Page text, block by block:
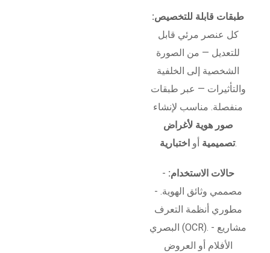
طبقات قابلة للتخصيص:
كل عنصر مرئي قابل
للتعديل — من الصورة
الشخصية إلى الخلفية
والتأثيرات — عبر طبقات
منفصلة. مناسب لإنشاء
صور هوية لأغراض
تصميمية أو اختبارية .
حالات الاستخدام: -
مصممي وثائق الهوية. -
مطوري أنظمة التعرف
البصري (OCR). - مشاريع
الأفلام أو العروض